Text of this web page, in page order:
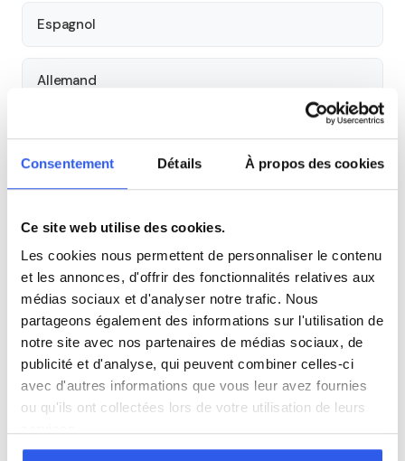
Consentement Détails À propos des cookies
Ce site web utilise des cookies.
Les cookies nous permettent de personnaliser le contenu
et les annonces, d'offrir des fonctionnalités relatives aux
médias sociaux et d'analyser notre trafic. Nous
partageons également des informations sur l'utilisation de
notre site avec nos partenaires de médias sociaux, de
publicité et d'analyse, qui peuvent combiner celles-ci
avec d'autres informations que vous leur avez fournies
ou qu'ils ont collectées lors de votre utilisation de leurs
Espagnol
Allemand
Cours par niveau
Tous les cours particuliers à Béziers
Découvrez l'ensemble de notre offre à Béziers :Voir tous
les cours à Béziers →
Autres lycées à proximité
Section d'enseignement professionnel, LPO Jean
Moulin
Béziers